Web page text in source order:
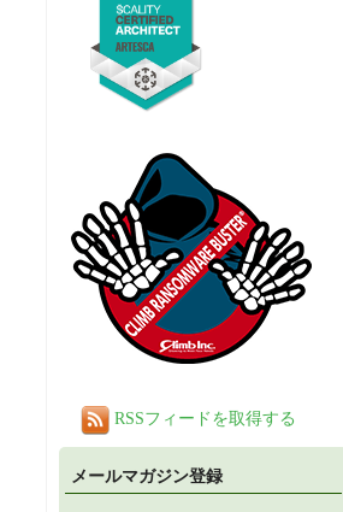
RSSフィードを取得する
メールマガジン登録